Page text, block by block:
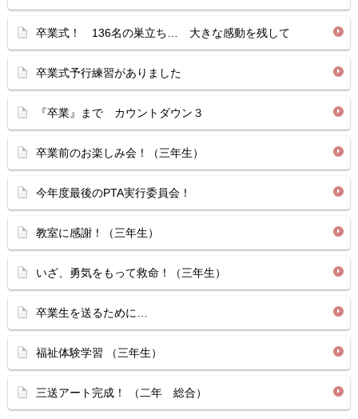
卒業式！ 136名の巣立ち… 大きな感動を残して
卒業式予行練習がありました
『卒業』まで カウントダウン３
卒業前のお楽しみ会！（三年生）
今年度最後のPTA実行委員会！
教室に感謝！（三年生）
いざ、勇気をもって救命！（三年生）
卒業生を送るために…
福祉体験学習 （三年生）
三送アート完成！ （二年 総合）